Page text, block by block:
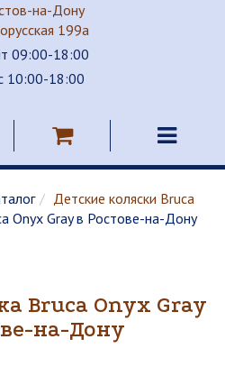
на-Дону
199а
09:00-18:00
10:00-18:00
Детские коляски Bruca
Onyx Gray в Ростове-на-Дону
Bruca Onyx Gray
на-Дону